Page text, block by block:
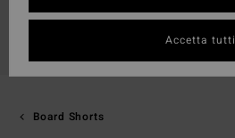
Board Shorts
Accetta tutti